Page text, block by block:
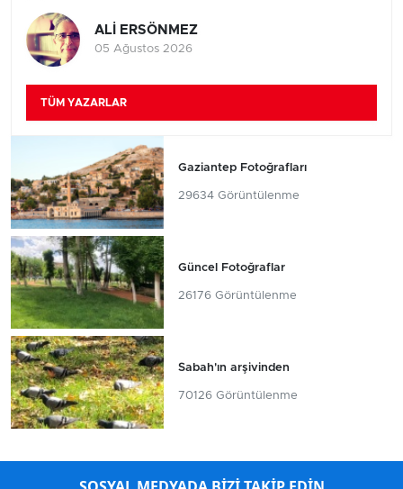
ALİ ERSÖNMEZ
05 Ağustos 2026
TÜM YAZARLAR
Gaziantep Fotoğrafları
29634 Görüntülenme
Güncel Fotoğraflar
26176 Görüntülenme
Sabah'ın arşivinden
70126 Görüntülenme